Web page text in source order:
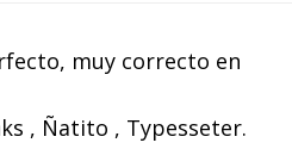
muy correcto en
, Ñatito , Typesseter.